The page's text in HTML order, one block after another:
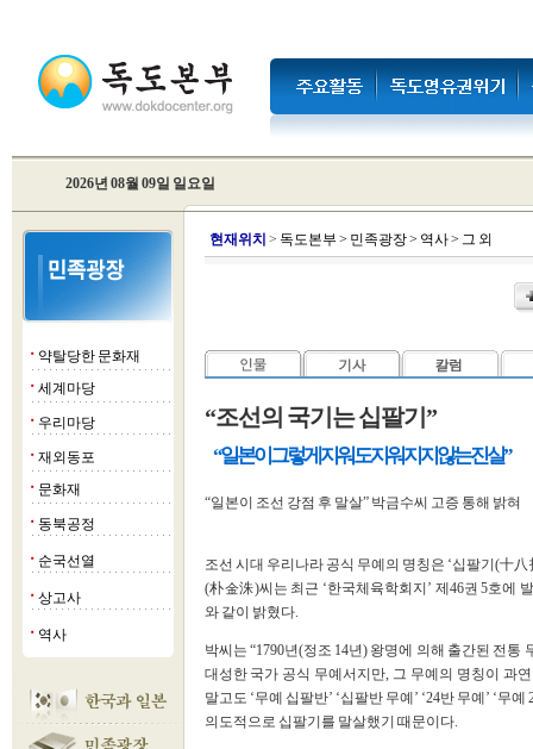
2026년 08월 09일 일요일
■ 약탈당한 문화재
■ 세계마당
■ 우리마당
■ 재외동포
■ 문화재
■ 동북공정
■ 순국선열
■ 상고사
■ 역사
현재위치 > 독도본부 > 민족광장> 역사> 그 외
“조선의 국기는 십팔기”
“일본이 그렇게 지워도 지워지지 않는 진실”
“일본이 조선 강점 후 말살” 박금수씨 고증 통해 밝혀
조선 시대 우리나라 공식 무예의 명칭은 ‘십팔기(十
(朴金洙)씨는 최근 ‘한국체육학회지’ 제46권 5호에
와 같이 밝혔다.
박씨는 “1790년(정조 14년) 왕명에 의해 출간된 전
대성한 국가 공식 무예서지만, 그 무예의 명칭이 과
말고도 ‘무예 십팔반’ ‘십팔반 무예’ ‘24반 무예’ ‘무
의도적으로 십팔기를 말살했기 때문이다.